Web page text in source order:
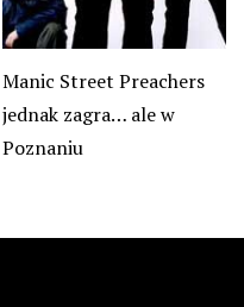
Manic Street Preachers
jednak zagra… ale w
Poznaniu